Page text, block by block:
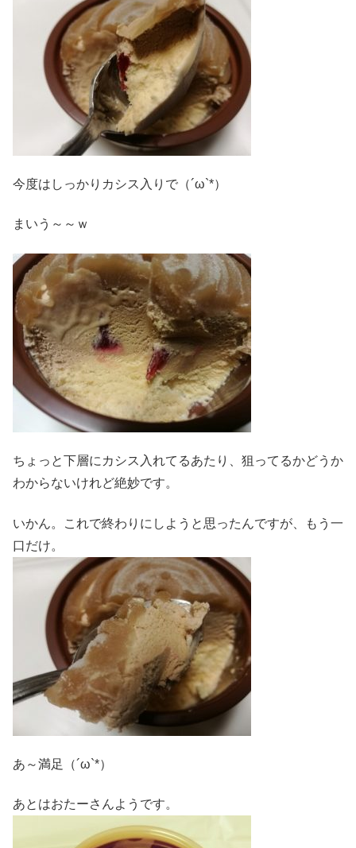
今度はしっかりカシス入りで（´ω`*）
まいう～～ｗ
ちょっと下層にカシス入れてるあたり、狙ってるかどうか
わからないけれど絶妙です。
いかん。これで終わりにしようと思ったんですが、もう一
口だけ。
あ～満足（´ω`*）
あとはおたーさんようです。